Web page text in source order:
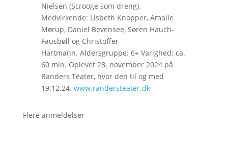
Nielsen (Scrooge som dreng).
Medvirkende: Lisbeth Knopper, Amalie
Mørup, Daniel Bevensee, Søren Hauch-
Fausbøll og Christoffer
Hartmann. Aldersgruppe: 6+ Varighed: ca.
60 min. Oplevet 28. november 2024 på
Randers Teater, hvor den til og med
19.12.24. www.randersteater.dk
Flere anmeldelser